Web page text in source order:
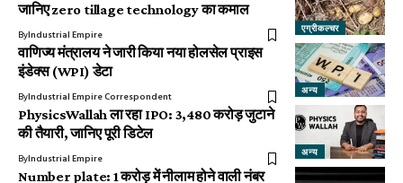
एग्रीकल्चर
जानिए zero tillage technology का कमाल
ByIndustrial Empire
अन्य
वाणिज्य मंत्रालय ने जारी किया नया होलसेल प्राइस
इंडेक्स (WPI) डेटा
ByIndustrial Empire Correspondent
अन्य
PhysicsWallah ला रहा IPO: 3,480 करोड़ जुटाने
की तैयारी, जानिए पूरी डिटेल
ByIndustrial Empire
Number plate: 1 करोड़ में नीलाम होने वाली नंबर